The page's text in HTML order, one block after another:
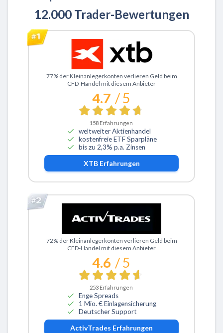
12.000 Trader-Bewertungen
Zu XTB
77% der Kleinanlegerkonten verlieren Geld beim
CFD-Handel mit diesem Anbieter
4.7 / 5
158 Erfahrungen
weltweiter Aktienhandel
kostenfreie ETF Sparpläne
bis zu 2,3% p.a. Zinsen
XTBErfahrungen
Zu ActivTrades
72% der Kleinanlegerkonten verlieren Geld beim
CFD-Handel mit diesem Anbieter
4.6 / 5
253 Erfahrungen
Enge Spreads
1 Mio. € Einlagensicherung
Deutscher Support
ActivTrades Erfahrungen